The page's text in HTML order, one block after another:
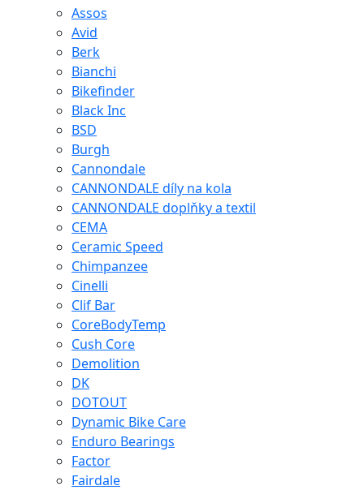
Assos
Avid
Berk
Bianchi
Bikefinder
Black Inc
BSD
Burgh
Cannondale
CANNONDALE díly na kola
CANNONDALE doplňky a textil
CEMA
Ceramic Speed
Chimpanzee
Cinelli
Clif Bar
CoreBodyTemp
Cush Core
Demolition
DK
DOTOUT
Dynamic Bike Care
Enduro Bearings
Factor
Fairdale